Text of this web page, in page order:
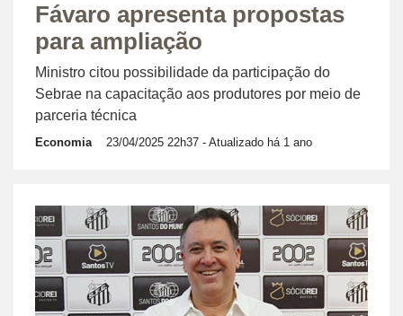
Fávaro apresenta propostas
para ampliação
Ministro citou possibilidade da participação do
Sebrae na capacitação aos produtores por meio de
parceria técnica
Economia 23/04/2025 22h37 - Atualizado há 1 ano